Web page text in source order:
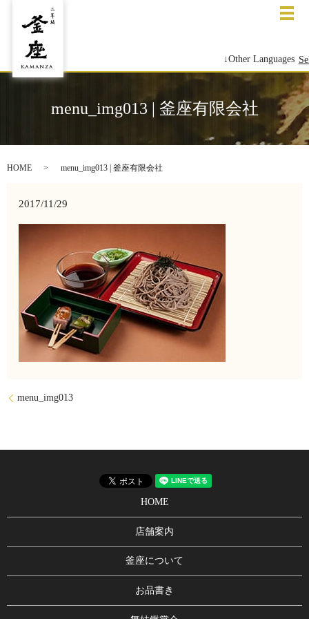
↓Other Languages
メ
menu_img013 | 釜座有限会社
HOME menu_img013 | 釜座有限会社
2017/11/29
menu_img013
HOME
店舗案内
釜座について
お品書き